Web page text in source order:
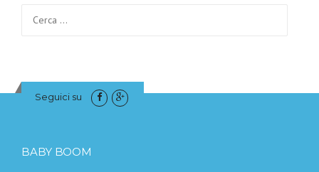
Seguici su
BABY BOOM